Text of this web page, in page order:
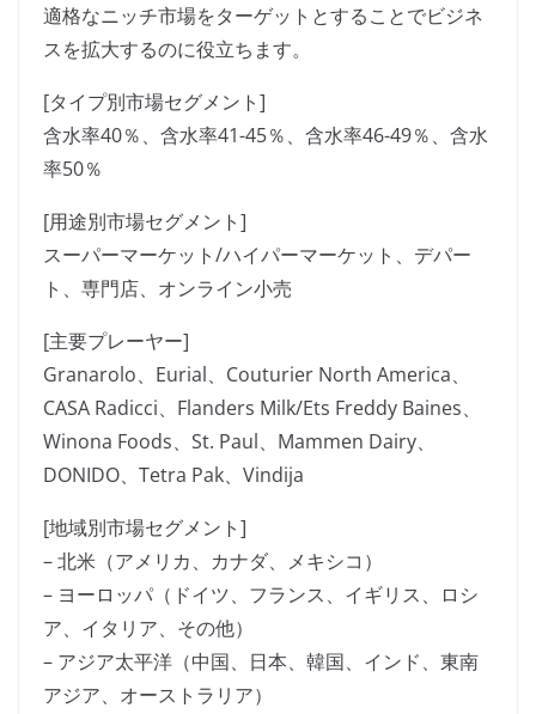
適格なニッチ市場をターゲットとすることでビジネ
スを拡大するのに役立ちます。
[タイプ別市場セグメント]
含水率40％、含水率41-45％、含水率46-49％、含水
率50％
[用途別市場セグメント]
スーパーマーケット/ハイパーマーケット、デパー
ト、専門店、オンライン小売
[主要プレーヤー]
Granarolo、Eurial、Couturier North America、
CASA Radicci、Flanders Milk/Ets Freddy Baines、
Winona Foods、St. Paul、Mammen Dairy、
DONIDO、Tetra Pak、Vindija
[地域別市場セグメント]
– 北米（アメリカ、カナダ、メキシコ）
– ヨーロッパ（ドイツ、フランス、イギリス、ロシ
ア、イタリア、その他）
– アジア太平洋（中国、日本、韓国、インド、東南
アジア、オーストラリア）